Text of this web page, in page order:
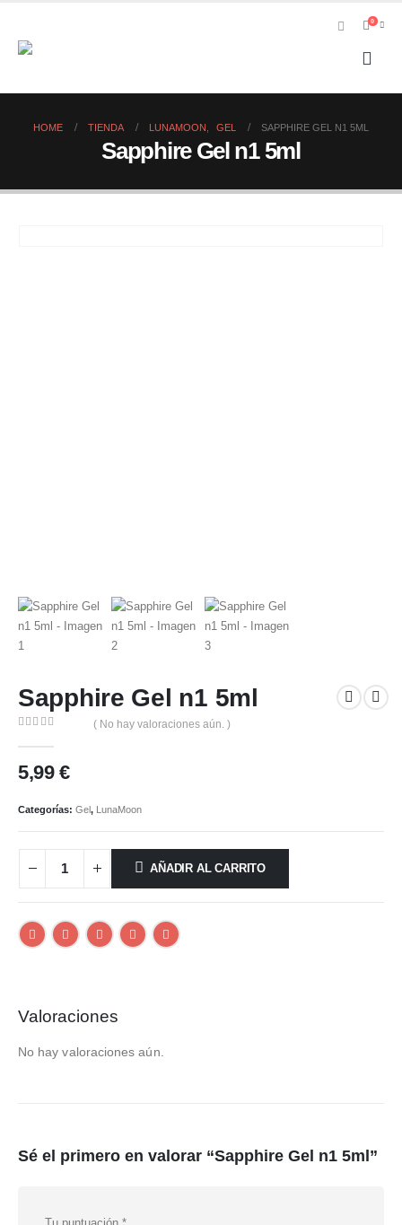
0
HOME TIENDA LUNAMOON GEL SAPPHIRE GEL N1 5ML
Sapphire Gel n1 5ml
Sapphire Gel n1 5ml
( No hay valoraciones aún. )
5,99 €
Categorías: Gel, LunaMoon
AÑADIR AL CARRITO
Valoraciones
No hay valoraciones aún.
Sé el primero en valorar “Sapphire Gel n1 5ml”